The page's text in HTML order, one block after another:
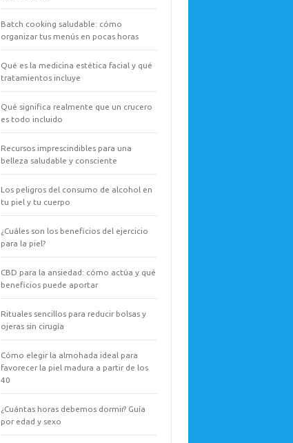
Batch cooking saludable: cómo
organizar tus menús en pocas horas
Qué es la medicina estética facial y qué
tratamientos incluye
Qué significa realmente que un crucero
es todo incluido
Recursos imprescindibles para una
belleza saludable y consciente
Los peligros del consumo de alcohol en
tu piel y tu cuerpo
¿Cuáles son los beneficios del ejercicio
para la piel?
CBD para la ansiedad: cómo actúa y qué
beneficios puede aportar
Rituales sencillos para reducir bolsas y
ojeras sin cirugía
Cómo elegir la almohada ideal para
favorecer la piel madura a partir de los
40
¿Cuántas horas debemos dormir? Guía
por edad y sexo